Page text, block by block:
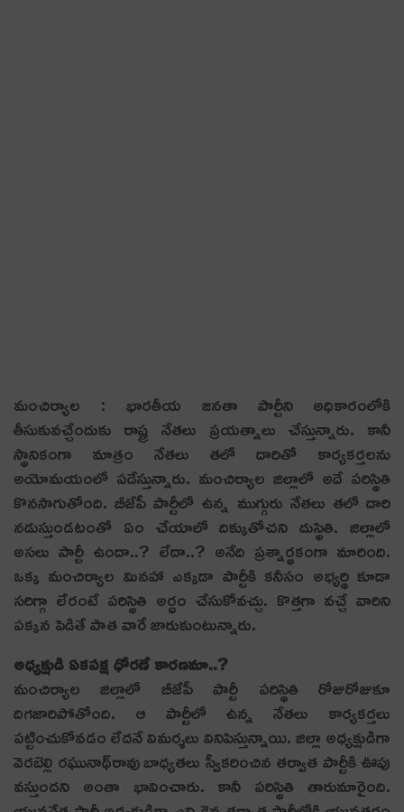
మంచిర్యాల : భార‌తీయ జ‌న‌తా పార్టీని అధికారంలోకి
తీసుకువ‌చ్చేందుకు రాష్ట్ర నేత‌లు ప్ర‌య‌త్నాలు చేస్తున్నారు. కానీ
స్థానికంగా మాత్రం నేత‌లు త‌లో దారితో కార్య‌క‌ర్త‌ల‌ను
అయోమ‌యంలో ప‌డేస్తున్నారు. మంచిర్యాల జిల్లాలో అదే ప‌రిస్థితి
కొన‌సాగుతోంది. బీజేపీ పార్టీలో ఉన్న ముగ్గురు నేత‌లు త‌లో దారి
న‌డుస్తుండ‌టంతో ఏం చేయాలో దిక్కుతోచ‌ని దుస్థితి. జిల్లాలో
అస‌లు పార్టీ ఉందా..? లేదా..? అనేది ప్ర‌శ్నార్థ‌కంగా మారింది.
ఒక్క మంచిర్యాల మిన‌హా ఎక్కడా పార్టీకి క‌నీసం అభ్య‌ర్థి కూడా
స‌రిగ్గా లేరంటే ప‌రిస్థితి అర్ధం చేసుకోవ‌చ్చు. కొత్త‌గా వ‌చ్చే వారిని
ప‌క్క‌న పెడితే పాత వారే జారుకుంటున్నారు.
అధ్య‌క్షుడి ఏక‌ప‌క్ష ధోర‌ణే కార‌ణ‌మా..?
మంచిర్యాల జిల్లాలో బీజేపీ పార్టీ ప‌రిస్థితి రోజురోజుకూ
దిగ‌జారిపోతోంది. ఆ పార్టీలో ఉన్న నేత‌లు కార్య‌క‌ర్త‌లు
ప‌ట్టించుకోవ‌డం లేద‌నే విమ‌ర్శ‌లు వినిపిస్తున్నాయి. జిల్లా అధ్య‌క్షుడిగా
వెర‌బెల్లి ర‌ఘునాథ్‌రావు బాధ్య‌త‌లు స్వీక‌రించిన త‌ర్వాత పార్టీకి ఊపు
వ‌స్తుంద‌ని అంతా భావించారు. కానీ ప‌రిస్థితి తారుమారైంది.